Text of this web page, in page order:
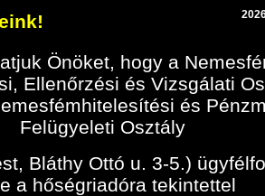
Önöket, hogy a
Ellenőrzési és Vizsgálati
és
Felügyeleti Osztály
Bláthy Ottó u. 3-5.)
a hőségriadóra tekintettel